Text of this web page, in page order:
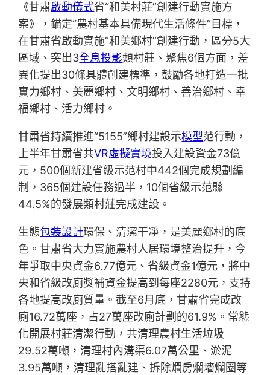
《甘肅啟動儀式省“和美村莊”創建行動實施方
案》，錨定“農村基本具備現代生活條件”目標，
在甘肅省啟動實施“和美鄉村”創建行動，區分5大
區域、突出3全息投影類村莊、聚焦6個方面，差
異化提出30條具體創建標準，鼓勵各地打造一批
實力鄉村、美麗鄉村、文明鄉村、善治鄉村、幸
福鄉村、活力鄉村。
甘肅省持續推進“5155”鄉村建設示模型范行動，
上半年甘肅省共VR虛擬實境投入建設資金73億
元，500個新建省級示范村中442個完成規劃編
制，365個建設任務過半，10個省級示范縣
44.5%的發展類村莊完成建設。
生態包裝設計環保、清潔干凈，是美麗鄉村的底
色。甘肅省大力實施農村人居環境整治提升，今
年爭取中央資金6.77億元、省級資金1億元，將中
央和省級改廁獎補資金提高到每座2280元，支持
各地提高改廁質量。截至6月底，甘肅省完成改
廁16.72萬座，占27萬座改廁計劃的61.9%。常態
化開展村莊清潔行動，共清理農村生活垃圾
29.52萬噸，清理村內溝渠6.07萬公里、淤泥
3.95萬噸，清理亂搭亂建、拆除爛房爛墻爛圈等